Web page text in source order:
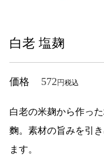
白老 塩麹
価格 572 税込
白老の米麹から作っ
麴。素材の旨みを引
ます。